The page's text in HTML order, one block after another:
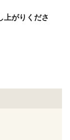
上がりくださ